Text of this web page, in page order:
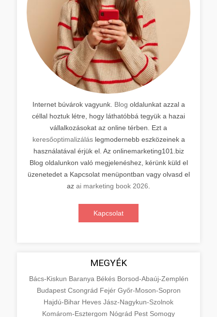
Internet búvárok vagyunk. Blog oldalunkat azzal a
céllal hoztuk létre, hogy láthatóbbá tegyük a hazai
vállalkozásokat az online térben. Ezt a
keresőoptimalizáláslegmodernebb eszközeinek a
használatával érjük el. Az onlinemarketing101.biz
Blog oldalunkon való megjelenéshez, kérünk küld el
üzenetedet a Kapcsolat menüpontban vagy olvasd el
az ai marketing book 2026
Kapcsolat
MEGYÉK
Bács-Kiskun Baranya Békés Borsod-Abaúj-Zemplén
Budapest Csongrád Fejér Győr-Moson-Sopron
Hajdú-Bihar Heves Jász-Nagykun-Szolnok
Komárom-Esztergom Nógrád Pest Somogy